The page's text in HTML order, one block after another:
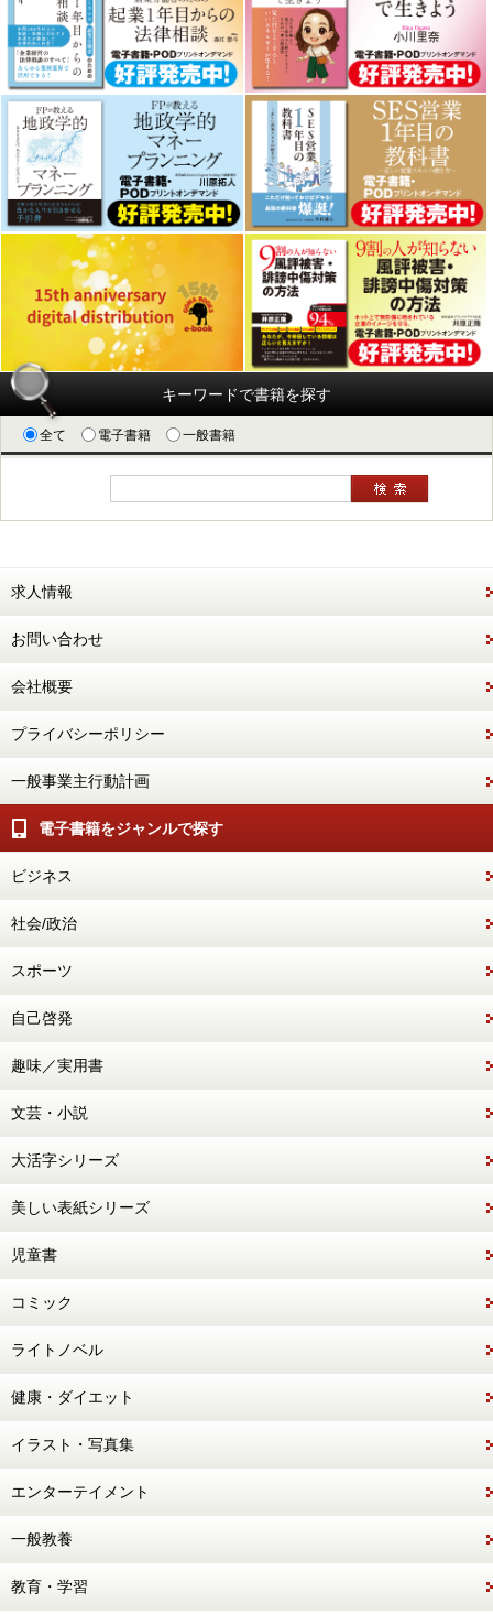
キーワードで書籍を探す
全て 電子書籍 一般書籍
求人情報
お問い合わせ
会社概要
プライバシーポリシー
一般事業主行動計画
電子書籍をジャンルで探す
ビジネス
社会/政治
スポーツ
自己啓発
趣味／実用書
文芸・小説
大活字シリーズ
美しい表紙シリーズ
児童書
コミック
ライトノベル
健康・ダイエット
イラスト・写真集
エンターテイメント
一般教養
教育・学習